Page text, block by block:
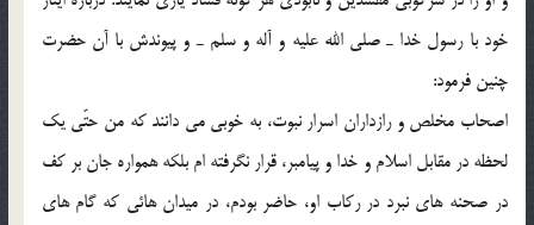
خود با رسول خدا ـ صلي الله عليه و آله و سلم ـ و پيوندش با آن حضرت
چنين فرمود:
اصحاب مخلص و رازداران اسرار نبوت، به خوبي مي دانند که من حتّي يک
لحظه در مقابل اسلام و خدا و پيامبر، قرار نگرفته ام بلکه همواره جان بر کف
در صحنه هاي نبرد در رکاب او، حاضر بودم، در ميدان هائي که گام هاي